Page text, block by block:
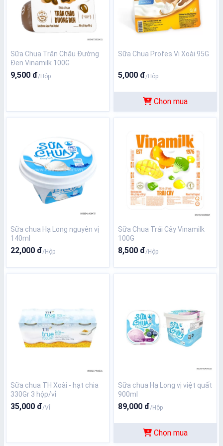
Sữa Chua Trân Châu Đường
Đen Vinamilk 100G
9,500 đ/Hộp
Sữa Chua Profes Vị Xoài 95G
5,000 đ/Hộp
Chọn mua
Sữa chua Hạ Long nguyên vị
140ml
22,000 đ/Hộp
Sữa Chua Trái Cây Vinamilk
100G
8,500 đ/Hộp
Sữa chua TH Xoài - hạt chia
330Gr 3 hộp/vỉ
35,000 đ/Vỉ
Sữa chua Hạ Long vị việt quất
900ml
89,000 đ/Hộp
Chọn mua